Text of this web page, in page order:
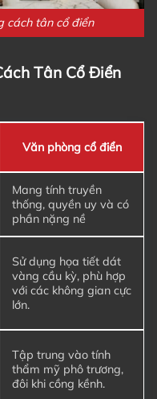
cách tân cổ điển
Tân Cổ Điển
Văn phòng cổ điển
Mang tính truyền
thống, quyền uy và có
phần nặng nề
Sử dụng họa tiết dát
vàng cầu kỳ, phù hợp
với các không gian cực
lớn.
Tập trung vào tính
thẩm mỹ phô trương,
đôi khi cồng kềnh.